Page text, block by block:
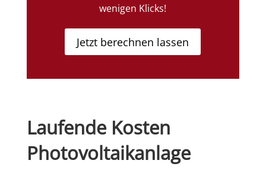
wenigen Klicks!
Jetzt berechnen lassen
Laufende Kosten
Photovoltaikanlage